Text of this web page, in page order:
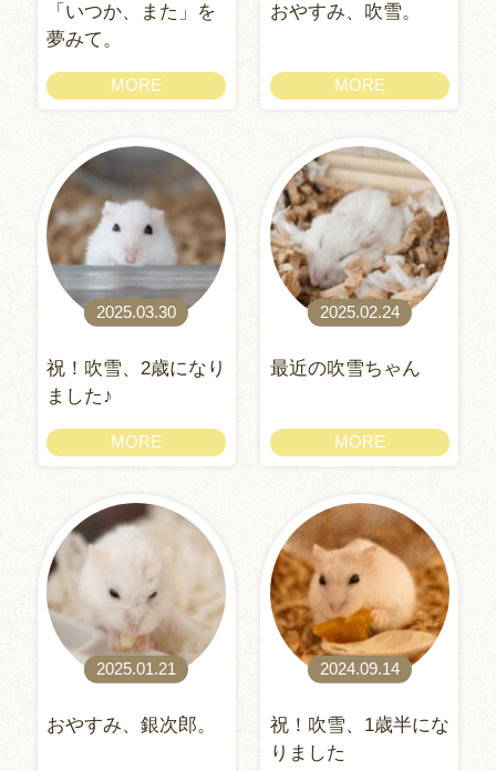
「いつか、また」を
夢みて。
MORE
おやすみ、吹雪。
MORE
2025.03.30
祝！吹雪、2歳になり
ました♪
MORE
2025.02.24
最近の吹雪ちゃん
MORE
2025.01.21
おやすみ、銀次郎。
2024.09.14
祝！吹雪、1歳半にな
りました